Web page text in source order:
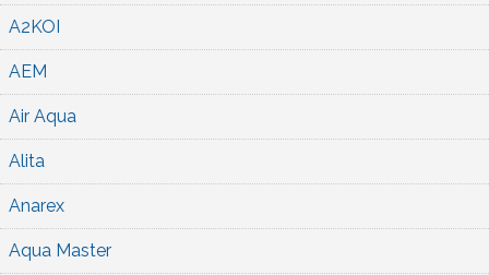
A2KOI
AEM
Air Aqua
Alita
Anarex
Aqua Master